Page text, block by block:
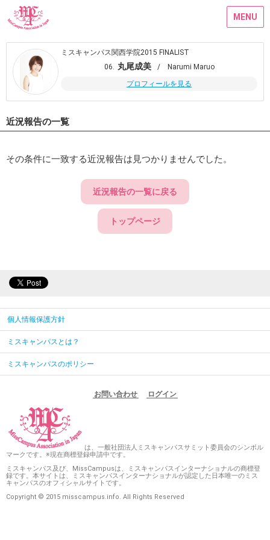
MENU
ミスキャンパス関西学院2015 FINALIST
06. 丸尾成美
/ Narumi Maruo
プロフィールを見る
近況報告の一覧
その条件に一致する近況報告は見つかりませんでした。
近況報告の一覧に戻る
トップページ
個人情報保護方針
ミスキャンパスとは？
ミスキャンパスのポリシー
お問い合わせ ログイン
は、一般社団法人ミスキャンパスサミット委員会のシンボル
マークです。※現在商標登録申請中です。
ミスキャンパス及び、MissCampusは、ミスキャンパスインターナショナルの商標登
録です。本サイトは、ミスキャンパスインターナショナルが認定した日本唯一のミス
キャンパスのオフィシャルサイトです。
Copyright © 2015 misscampus.info. All Rights Reserved